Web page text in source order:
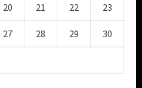
20 21 22 23
27 28 29 30